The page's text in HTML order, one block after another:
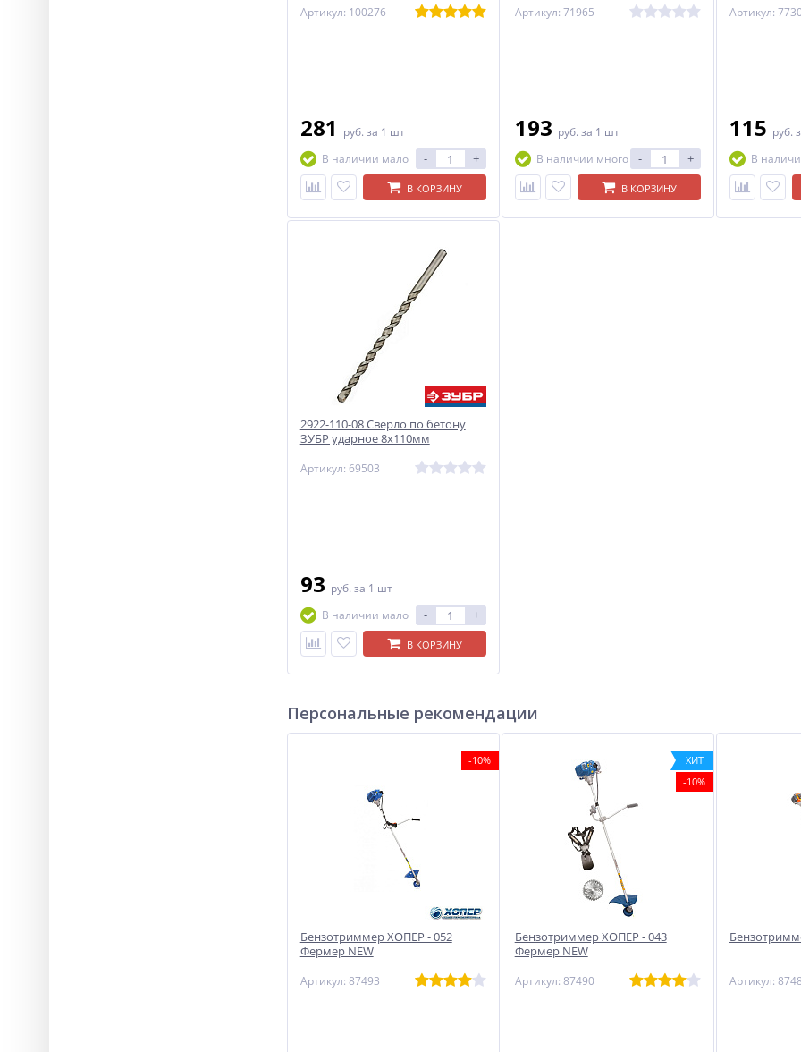
Артикул: 100276
281 руб. за 1 шт
В наличии мало
- +
В КОРЗИНУ
Артикул: 71965
193 руб. за 1 шт
В наличии много
- +
В КОРЗИНУ
Артикул:
115 руб.
В
2922-110-08 Cверло по бетону
ЗУБР ударное 8х110мм
Артикул: 69503
93 руб. за 1 шт
В наличии мало
- +
В КОРЗИНУ
Персональные рекомендации
-10%
Бензотриммер ХОПЕР - 052
Фермер NEW
Артикул: 87493
ХИТ
-10%
Бензотриммер ХОПЕР - 043
Фермер NEW
Артикул: 87490 Артикул: